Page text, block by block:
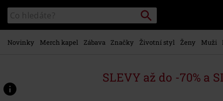
hlavnímu
obsahu
Katalog
vyhledávání
Vyhledávání
Novinky Merch kapel Zábava Značky Životní styl Ženy Muži
SLEVY až do -70% a